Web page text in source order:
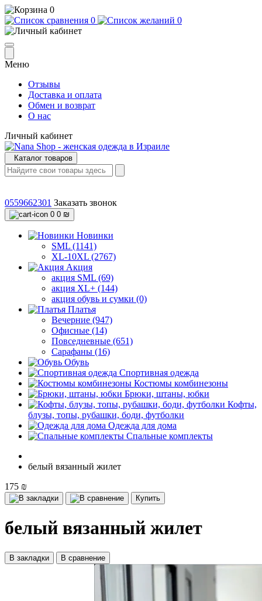
0
0
0
Меню
Отзывы
Доставка и оплата
Обмен и возврат
О нас
Личный кабинет
Каталог товаров
0559662301 Заказать звонок
0 0 ₪
Новинки
SML (1141)
XL-10XL (2767)
Акция
акция SML (69)
акция XL+ (144)
акция обувь и сумки (0)
Платья
Вечерние (947)
Офисные (14)
Повседневные (651)
Сарафаны (16)
Обувь
Спортивная одежда
Костюмы комбинезоны
Брюки, штаны, юбки
Кофты,
блузы, топы, рубашки, боди, футболки
Одежда для дома
Спальные комплекты
белый вязанный жилет
175 ₪
Купить
белый вязанный жилет
В закладки В сравнение